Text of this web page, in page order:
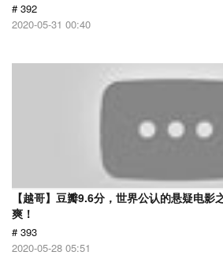
# 392
2020-05-31 00:40
【越哥】豆瓣9.6分，世界公认的悬疑电影
爽！
# 393
2020-05-28 05:51